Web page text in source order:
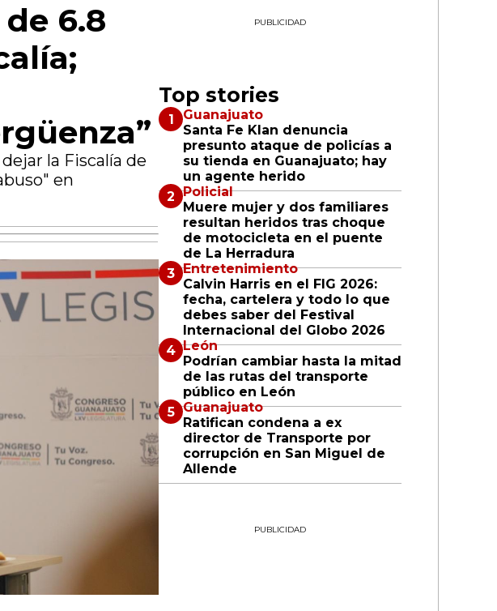
6.8
la Fiscalía de
en
PUBLICIDAD
Top stories
Guanajuato
Santa Fe Klan denuncia
presunto ataque de policías a
su tienda en Guanajuato; hay
un agente herido
Policial
Muere mujer y dos familiares
resultan heridos tras choque
de motocicleta en el puente
de La Herradura
Entretenimiento
Calvin Harris en el FIG 2026:
fecha, cartelera y todo lo que
debes saber del Festival
Internacional del Globo 2026
León
Podrían cambiar hasta la mitad
de las rutas del transporte
público en León
Guanajuato
Ratifican condena a ex
director de Transporte por
corrupción en San Miguel de
Allende
PUBLICIDAD